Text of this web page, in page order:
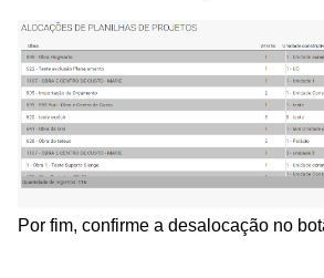
Por fim, confirme a desalocação no